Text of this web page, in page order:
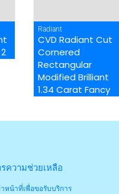
Radiant
CVD Radiant Cut
Cornered
Rectangular
Modified Brilliant
1.34 Carat Fancy
ความช่วยเหลือ
หน้าที่เพื่อขอรับบริการ